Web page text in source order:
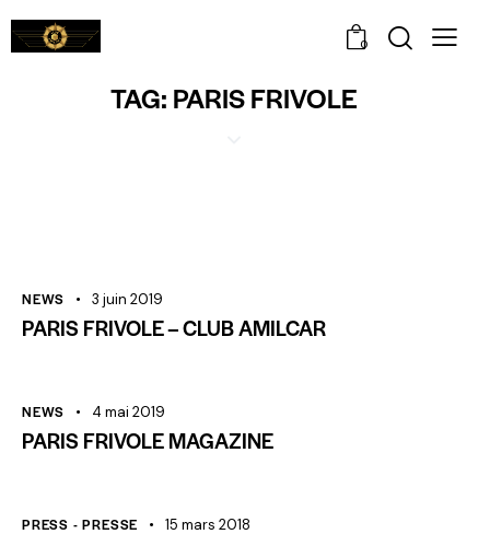
0
TAG: PARIS FRIVOLE
NEWS 3 juin 2019
PARIS FRIVOLE – CLUB AMILCAR
NEWS 4 mai 2019
PARIS FRIVOLE MAGAZINE
PRESS - PRESSE 15 mars 2018